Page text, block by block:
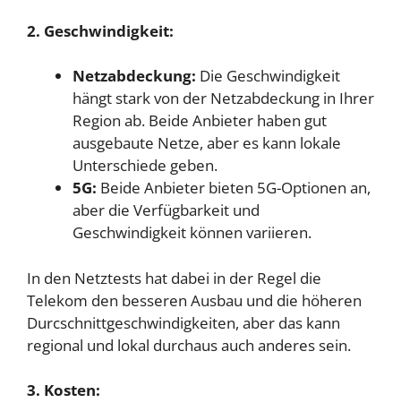
2. Geschwindigkeit:
Netzabdeckung: Die Geschwindigkeit
hängt stark von der Netzabdeckung in Ihrer
Region ab. Beide Anbieter haben gut
ausgebaute Netze, aber es kann lokale
Unterschiede geben.
5G: Beide Anbieter bieten 5G-Optionen an,
aber die Verfügbarkeit und
Geschwindigkeit können variieren.
In den Netztests hat dabei in der Regel die
Telekom den besseren Ausbau und die höheren
Durcschnittgeschwindigkeiten, aber das kann
regional und lokal durchaus auch anderes sein.
3. Kosten: